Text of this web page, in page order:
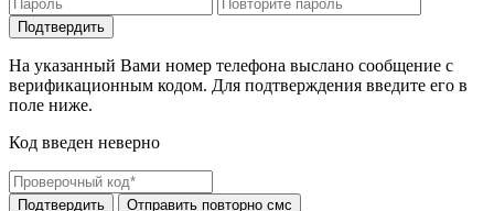
На указанный Вами номер телефона выслано сообщение с
верификационным кодом. Для подтверждения введите его в
поле ниже.
Код введен неверно